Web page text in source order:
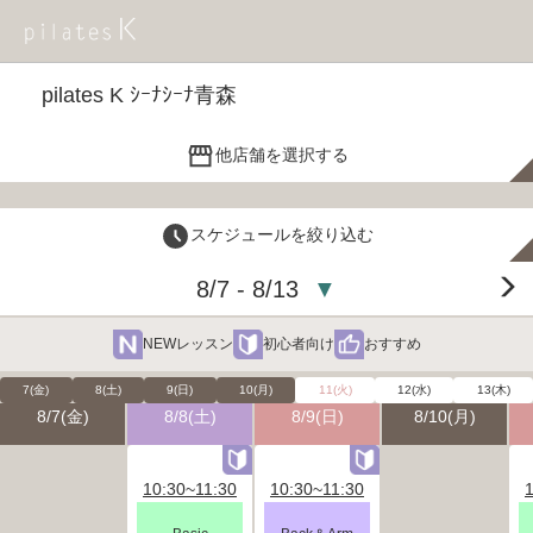
pilates K ｼｰﾅｼｰﾅ青森
他店舗を選択する
スケジュールを絞り込む
8/7 - 8/13 ▼
NEWレッスン 初心者向け おすすめ
7(金) 8(土) 9(日) 10(月) 11(火) 12(水) 13(木)
8/7(金) 8/8(土) 8/9(日) 8/10(月)
10:30~11:30 10:30~11:30